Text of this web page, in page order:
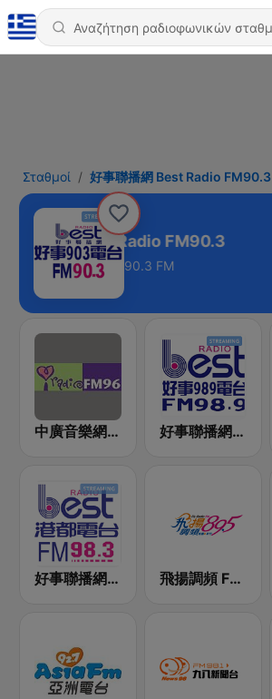
Σταθμοί 好事聯播網 Best Radio FM90.3
事聯播網 Best Radio FM90.3
90.3 FM
中廣音樂網 i Radio FM96.3 好事聯播網 Best Radio FM98.9
好事聯播網 港都983 Best Radio FM98.3 飛揚調頻 FM 89.5